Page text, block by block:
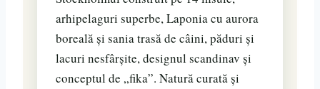
arhipelaguri superbe, Laponia cu aurora
boreală și sania trasă de câini, păduri și
lacuri nesfârșite, designul scandinav și
conceptul de „fika”. Natură curată și